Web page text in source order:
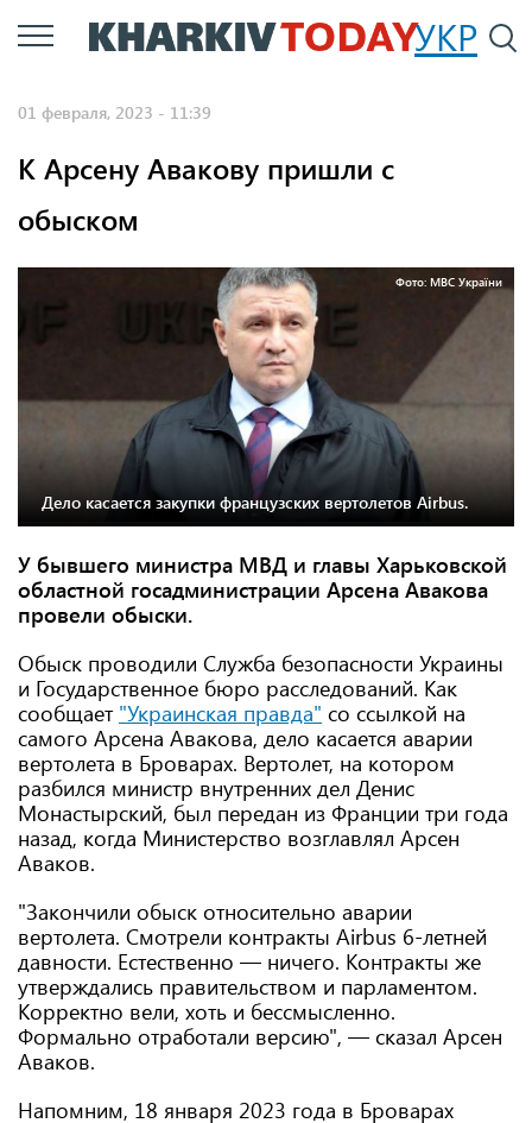
Перейти
к
УКР
01 февраля, 2023 - 11:39
К Арсену Авакову пришли с
обыском
Фото: МВС України
Дело касается закупки французских вертолетов Airbus.
У бывшего министра МВД и главы Харьковской
областной госадминистрации Арсена Авакова
провели обыски.
Обыск проводили Служба безопасности Украины
и Государственное бюро расследований. Как
сообщает "Украинская правда" со ссылкой на
самого Арсена Авакова, дело касается аварии
вертолета в Броварах. Вертолет, на котором
разбился министр внутренних дел Денис
Монастырский, был передан из Франции три года
назад, когда Министерство возглавлял Арсен
Аваков.
"Закончили обыск относительно аварии
вертолета. Смотрели контракты Airbus 6-летней
давности. Естественно — ничего. Контракты же
утверждались правительством и парламентом.
Корректно вели, хоть и бессмысленно.
Формально отработали версию", — сказал Арсен
Аваков.
Напомним, 18 января 2023 года в Броварах